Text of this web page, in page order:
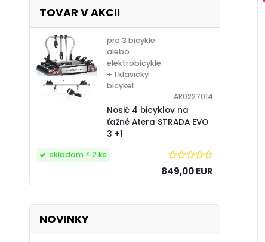
TOVAR V AKCII
Nosič 4 bicyklov na
ťažné Atera STRADA EVO
3 +1
pre 3 bicykle
alebo
elektrobicykle
+ 1 klasický
bicykel
AR0227014
849,00 EUR
skladom < 2 ks
NOVINKY